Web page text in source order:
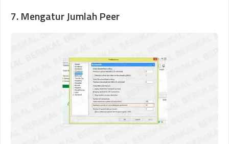
7. Mengatur Jumlah Peer